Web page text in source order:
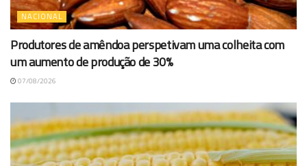
NACIONAL
Produtores de amêndoa perspetivam uma colheita com
um aumento de produção de 30%
07/08/2026